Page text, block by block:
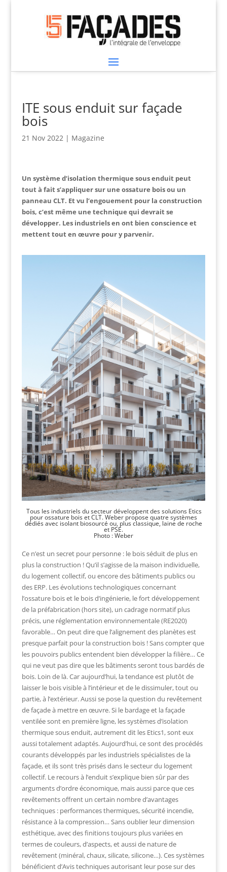
ITE sous enduit sur façade
bois
21 Nov 2022| Magazine
Un système d’isolation thermique sous enduit peut
tout à fait s’appliquer sur une ossature bois ou un
panneau CLT. Et vu l’engouement pour la construction
bois, c’est même une technique qui devrait se
développer. Les industriels en ont bien conscience et
mettent tout en œuvre pour y parvenir.
Tous les industriels du secteur développent des solutions Etics
pour ossature bois et CLT. Weber propose quatre systèmes
dédiés avec isolant biosourcé ou, plus classique, laine de roche
et PSE.
Photo : Weber
Ce n’est un secret pour personne : le bois séduit de plus en
plus la construction ! Qu’il s’agisse de la maison individuelle,
du logement collectif, ou encore des bâtiments publics ou
des ERP. Les évolutions technologiques concernant
l’ossature bois et le bois d’ingénierie, le fort développement
de la préfabrication (hors site), un cadrage normatif plus
précis, une réglementation environnementale (RE2020)
favorable… On peut dire que l’alignement des planètes est
presque parfait pour la construction bois ! Sans compter que
les pouvoirs publics entendent bien développer la filière… Ce
qui ne veut pas dire que les bâtiments seront tous bardés de
bois. Loin de là. Car aujourd’hui, la tendance est plutôt de
laisser le bois visible à l’intérieur et de le dissimuler, tout ou
partie, à l’extérieur. Aussi se pose la question du revêtement
de façade à mettre en œuvre. Si le bardage et la façade
ventilée sont en première ligne, les systèmes d’isolation
thermique sous enduit, autrement dit les Etics1, sont eux
aussi totalement adaptés. Aujourd’hui, ce sont des procédés
courants développés par les industriels spécialistes de la
façade, et ils sont très prisés dans le secteur du logement
collectif. Le recours à l’enduit s’explique bien sûr par des
arguments d’ordre économique, mais aussi parce que ces
revêtements offrent un certain nombre d’avantages
techniques : performances thermiques, sécurité incendie,
résistance à la compression… Sans oublier leur dimension
esthétique, avec des finitions toujours plus variées en
termes de couleurs, d’aspects, et aussi de nature de
revêtement (minéral, chaux, silicate, silicone…). Ces systèmes
bénéficient d’Avis techniques autorisant leur pose sur des